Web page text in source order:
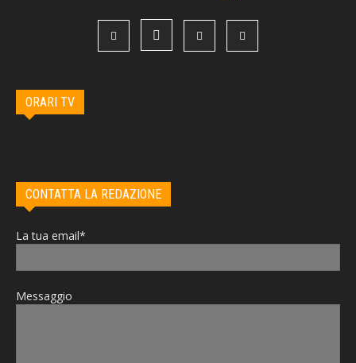
ORARI TV
CONTATTA LA REDAZIONE
La tua email*
Messaggio